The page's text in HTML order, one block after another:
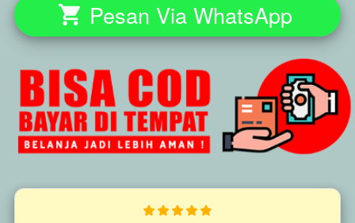
` Pesan Via WhatsApp